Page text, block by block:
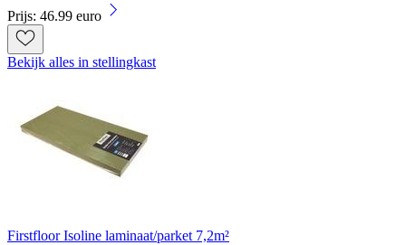
Prijs: 46.99 euro
Bekijk alles in stellingkast
Firstfloor Isoline laminaat/parket 7,2m²